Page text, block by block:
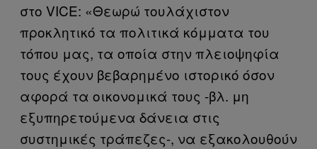
στο VICE: «Θεωρώ τουλάχιστον
προκλητικό τα πολιτικά κόμματα του
τόπου μας, τα οποία στην πλειοψηφία
τους έχουν βεβαρημένο ιστορικό όσον
αφορά τα οικονομικά τους -βλ. μη
εξυπηρετούμενα δάνεια στις
συστημικές τράπεζες-, να εξακολουθούν